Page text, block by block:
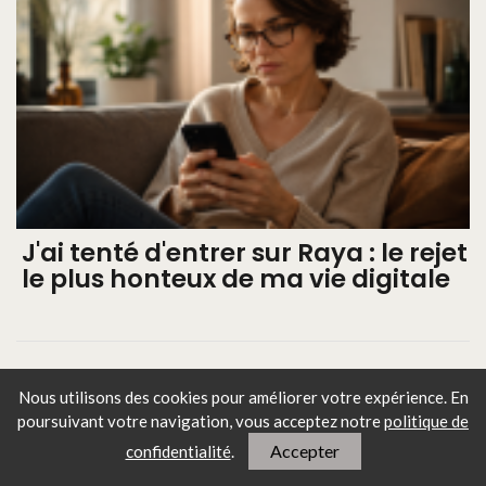
Nous utilisons des cookies pour améliorer votre expérience. En
poursuivant votre navigation, vous acceptez notrepolitique de
confidentialité. Accepter
J'ai tenté d'entrer sur Raya : le rejet
le plus honteux de ma vie digitale